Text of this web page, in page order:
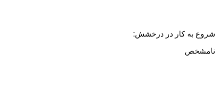
شروع به کار در درخشش:
نامشخصسلام به شما :)